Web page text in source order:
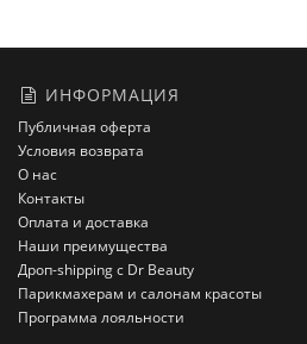
ИНФОРМАЦИЯ
Публичная оферта
Условия возврата
О нас
Контакты
Оплата и доставка
Наши преимущества
Дроп-shipping с Dr Beauty
Парикмахерам и салонам красоты
Программа лояльности